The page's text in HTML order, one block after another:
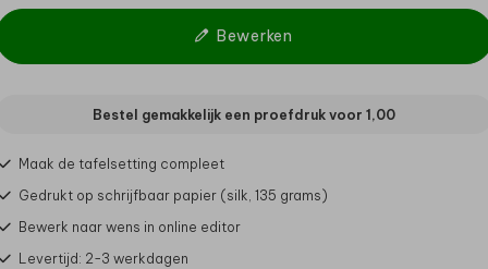
Bewerken
Bestel gemakkelijk een proefdruk voor 1,00
Maak de tafelsetting compleet
Gedrukt op schrijfbaar papier (silk, 135 grams)
Bewerk naar wens in online editor
Levertijd: 2-3 werkdagen